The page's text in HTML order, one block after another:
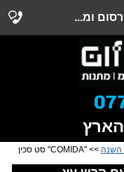
השנה
>> "COMIDA" סט סכין